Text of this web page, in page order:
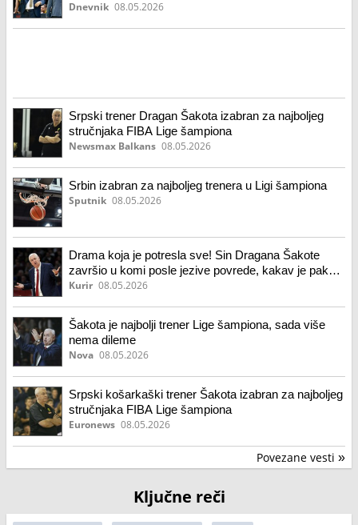
Dnevnik 08.05.2026
Srpski trener Dragan Šakota izabran za najboljeg
stručnjaka FIBA Lige šampiona
Newsmax Balkans 08.05.2026
Srbin izabran za najboljeg trenera u Ligi šampiona
Sputnik 08.05.2026
Drama koja je potresla sve! Sin Dragana Šakote
završio u komi posle jezive povrede, kakav je pakao
prošao! Ove reči lekara sve govore...
Kurir 08.05.2026
Šakota je najbolji trener Lige šampiona, sada više
nema dileme
Nova 08.05.2026
Srpski košarkaški trener Šakota izabran za najboljeg
stručnjaka FIBA Lige šampiona
Euronews 08.05.2026
Povezane vesti »
Ključne reči